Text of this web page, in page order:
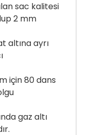
sac kalitesi
2 mm
altına ayrı
için 80 dans
gaz altı